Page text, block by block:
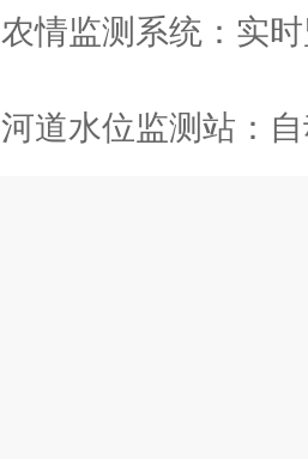
农情监测系统：实时监测农田
河道水位监测站：自动监测地质